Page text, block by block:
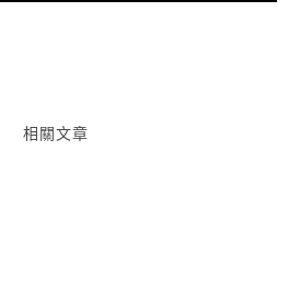
相關文章